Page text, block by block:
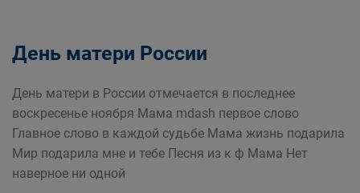
День матери России
День матери в России отмечается в последнее
воскресенье ноября Мама mdash первое слово
Главное слово в каждой судьбе Мама жизнь подарила
Мир подарила мне и тебе Песня из к ф Мама Нет
наверное ни одной